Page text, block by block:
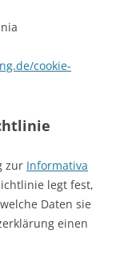
cookie-
zur Informativa
legt fest,
Daten sie
einen